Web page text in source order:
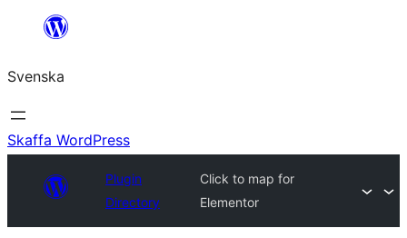
Hoppa
innehåll
Svenska
Skaffa WordPress
Plugin
Directory
Click to map for
Elementor